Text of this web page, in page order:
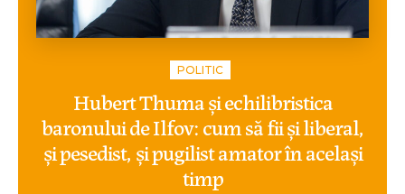
POLITIC
Hubert Thuma și echilibristica
baronului de Ilfov: cum să fii și liberal,
și pesedist, și pugilist amator în același
timp